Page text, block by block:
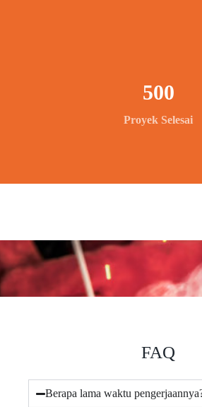
Proyek Selesai
500
FAQ
Berapa lama waktu